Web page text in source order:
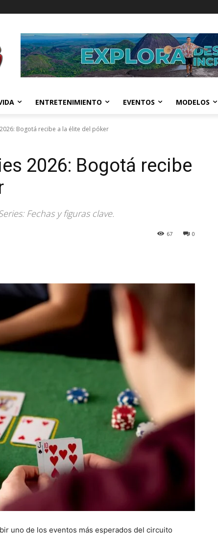
ENTRETENIMIENTO EVENTOS MODELOS
Bogotá recibe a la élite del póker
2026: Bogotá recibe
Fechas y figuras clave.
0
67
uno de los eventos más esperados del circuito